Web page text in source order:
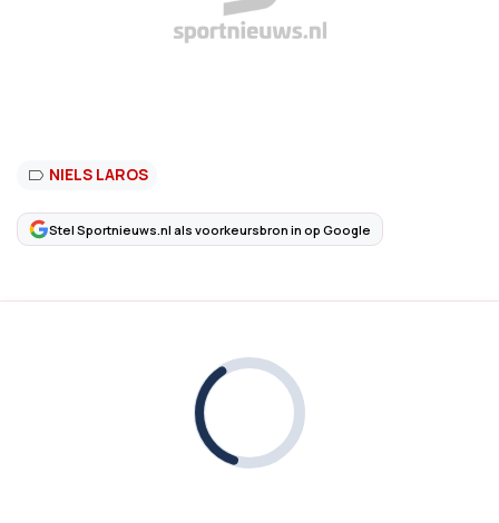
NIELS LAROS
Stel Sportnieuws.nl als voorkeursbron in op Google